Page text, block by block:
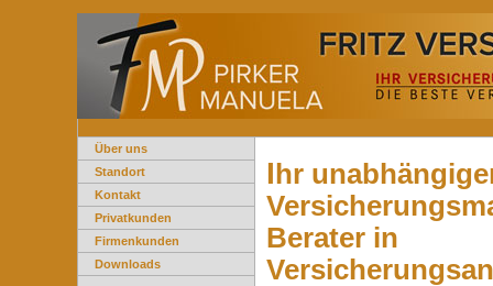
Über uns
Standort
Kontakt
Privatkunden
Firmenkunden
Downloads
Ihr
Berater in